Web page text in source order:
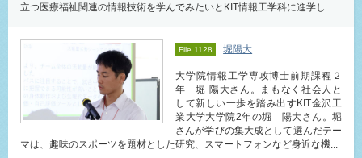
立つ医療福祉関連の情報技術を学んでみたいとKIT情報工学科に進学し...
File.1128 堀陽大
大学院情報工学専攻博士前期課程２
年 堀 陽大さん。まもなく社会人と
して新しい一歩を踏み出すKIT金沢工
業大学大学院2年の堀 陽大さん。堀
さんが学びの集大成として選んだテー
マは、趣味のスポーツを題材とした研究、スマートフォンなど身近な機...